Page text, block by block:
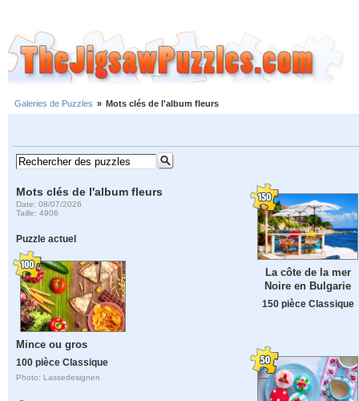
Galeries de Puzzles » Mots clés de l'album fleurs
Mots clés de l'album fleurs
Date: 08/07/2026
Taille: 4906
Puzzle actuel
Mince ou gros
100 pièce Classique
Photo: Lassedesignen
La côte de la mer
Noire en Bulgarie
150 pièce Classique